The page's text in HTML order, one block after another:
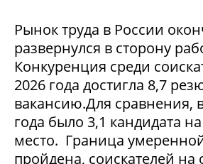
Рынок труда в России
развернулся в сторону
Конкуренция среди
2026 года достигла 8,7
вакансию.Для сравнения,
года было 3,1 кандидата
место. Граница
пройдена, соискателей на